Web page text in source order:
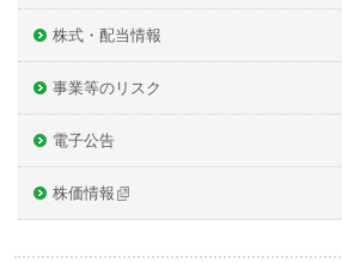
株式・配当情報
事業等のリスク
電子公告
株価情報